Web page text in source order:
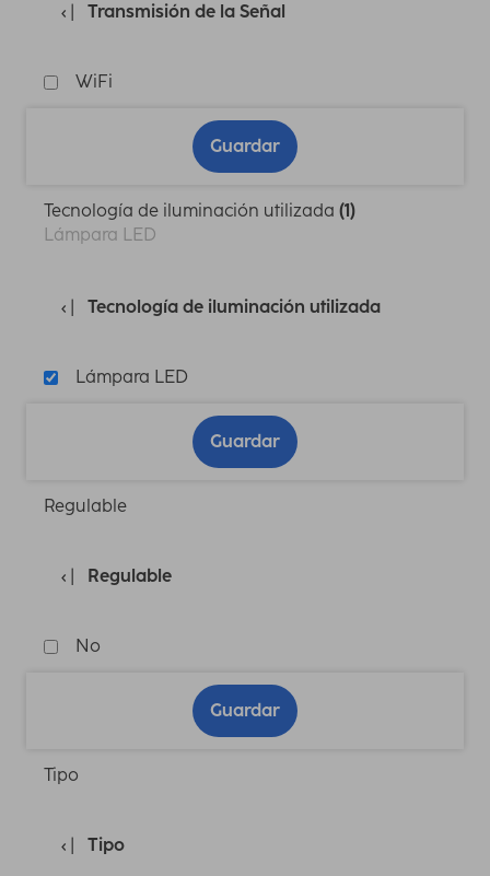
Transmisión de la Señal
WiFi
Guardar
Tecnología de iluminación utilizada (1)
Lámpara LED
Tecnología de iluminación utilizada
Lámpara LED
Guardar
Regulable
Regulable
No
Guardar
Tipo
Tipo